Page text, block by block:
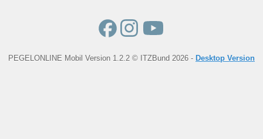
PEGELONLINE Mobil Version 1.2.2 © ITZBund 2026 - Desktop Version